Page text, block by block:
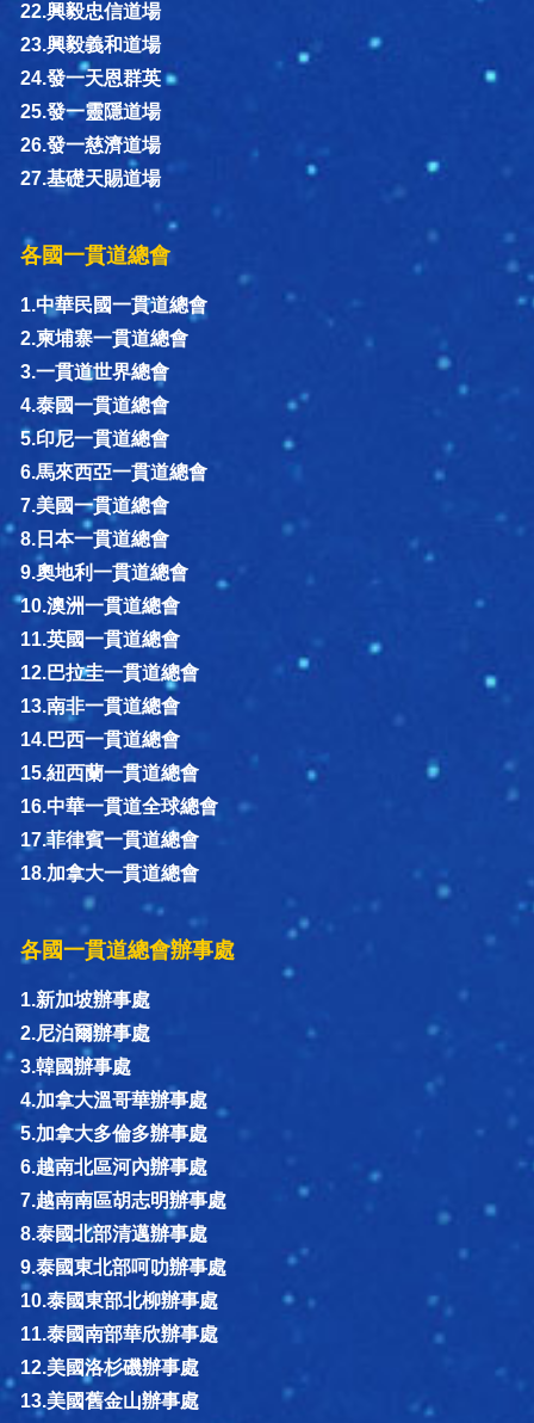
22.興毅忠信道場
23.興毅義和道場
24.發一天恩群英
25.發一靈隱道場
26.發一慈濟道場
27.基礎天賜道場
各國一貫道總會
1.中華民國一貫道總會
2.柬埔寨一貫道總會
3.一貫道世界總會
4.泰國一貫道總會
5.印尼一貫道總會
6.馬來西亞一貫道總會
7.美國一貫道總會
8.日本一貫道總會
9.奧地利一貫道總會
10.澳洲一貫道總會
11.英國一貫道總會
12.巴拉圭一貫道總會
13.南非一貫道總會
14.巴西一貫道總會
15.紐西蘭一貫道總會
16.中華一貫道全球總會
17.菲律賓一貫道總會
18.加拿大一貫道總會
各國一貫道總會辦事處
1.新加坡辦事處
2.尼泊爾辦事處
3.韓國辦事處
4.加拿大溫哥華辦事處
5.加拿大多倫多辦事處
6.越南北區河內辦事處
7.越南南區胡志明辦事處
8.泰國北部清邁辦事處
9.泰國東北部呵叻辦事處
10.泰國東部北柳辦事處
11.泰國南部華欣辦事處
12.美國洛杉磯辦事處
13.美國舊金山辦事處